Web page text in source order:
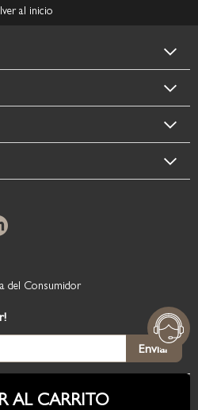
AL CARRITO
al inicio
Enviar
del Consumidor